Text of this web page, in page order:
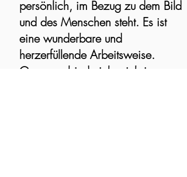
persönlich, im Bezug zu dem Bild
und des Menschen steht. Es ist
eine wunderbare und
herzerfüllende Arbeitsweise.
Gerne verbinde ich mich im